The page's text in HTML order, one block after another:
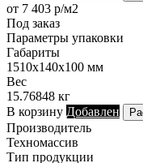
от 7 403 р/м2
Под заказ
Параметры упаковки
Габариты
1510х140х100 мм
Вес
15.76848 кг
В корзину Добавлен
Производитель
Техномассив
Тип продукции